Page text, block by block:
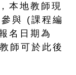
，本地教師現
與 (課程編
名日期為
師可於此後